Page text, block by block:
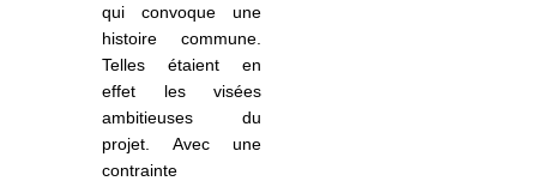
qui convoque une
histoire commune.
Telles étaient en
effet les visées
ambitieuses du
projet. Avec une
contrainte